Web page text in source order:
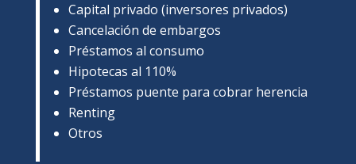
Capital privado (inversores privados)
Cancelación de embargos
Préstamos al consumo
Hipotecas al 110%
Préstamos puente para cobrar herencia
Renting
Otros